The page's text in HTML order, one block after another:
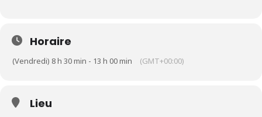
Horaire
(Vendredi) 8 h 30 min - 13 h 00 min (GMT+00:00)
Lieu